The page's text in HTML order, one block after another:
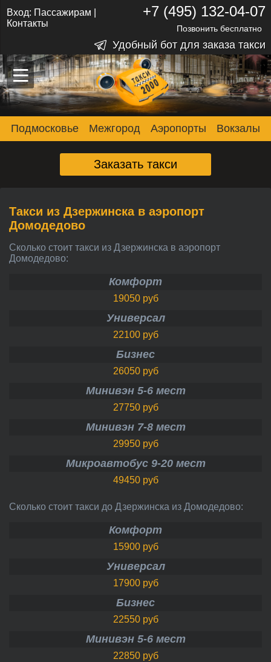
–
–
–
Вход: Пассажирам
Контакты
+7 (495) 132-04-07
Позвонить бесплатно
Удобный бот для заказа такси
Подмосковье Межгород Аэропорты Вокзалы
Заказать такси
Такси из Дзержинска в аэропорт
Домодедово
Сколько стоит такси из Дзержинска в аэропорт
Домодедово:
Комфорт
19050 руб
Универсал
22100 руб
Бизнес
26050 руб
Минивэн 5-6 мест
27750 руб
Минивэн 7-8 мест
29950 руб
Микроавтобус 9-20 мест
49450 руб
Сколько стоит такси до Дзержинска из Домодедово:
Комфорт
15900 руб
Универсал
17900 руб
Бизнес
22550 руб
Минивэн 5-6 мест
22850 руб